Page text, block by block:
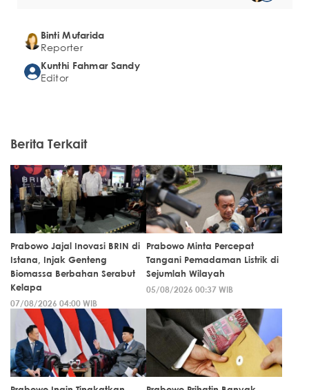
Binti Mufarida
Reporter
Kunthi Fahmar Sandy
Editor
Berita Terkait
Prabowo Jajal Inovasi BRIN di
Istana, Injak Genteng
Biomassa Berbahan Serabut
Kelapa
07/08/2026 04:00 WIB
Prabowo Minta Percepat
Tangani Pemadaman Listrik di
Sejumlah Wilayah
05/08/2026 00:37 WIB